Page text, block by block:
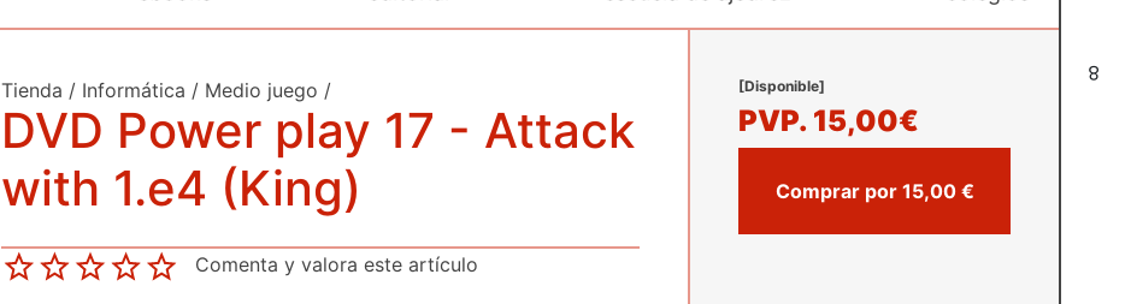
8
Tienda / Informática / Medio juego /
DVD Power play 17 - Attack
with 1.e4 (King)
Comenta y valora este artículo
[Disponible]
PVP. 15,00€
Comprar por 15,00 €